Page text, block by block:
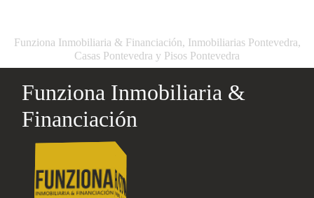
Funziona Inmobiliaria & Financiación, Inmobiliarias Pontevedra,
Casas Pontevedra y Pisos Pontevedra
Funziona Inmobiliaria &
Financiación